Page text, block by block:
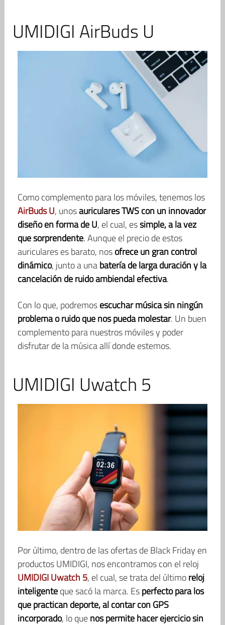
UMIDIGI AirBuds U
Como complemento para los móviles, tenemos los
AirBuds U, unosauriculares TWS con un innovador
diseño en forma de U, el cual, essimple, a la vez
que sorprendente. Aunque el precio de estos
auriculares es barato, nosofrece un gran control
dinámico, junto a unabatería de larga duración y la
cancelación de ruido ambiendal efectiva.
Con lo que, podremosescuchar música sin ningún
problema o ruido que nos pueda molestar. Un buen
complemento para nuestros móviles y poder
disfrutar de la música allí donde estemos.
UMIDIGI Uwatch 5
Por último, dentro de las ofertas de Black Friday en
productos UMIDIGI, nos encontramos con el reloj
UMIDIGI Uwatch 5, el cual, se trata del últimoreloj
inteligenteque sacó la marca. Esperfecto para los
que practican deporte, al contar con GPS
incorporado, lo quenos permite hacer ejercicio sin